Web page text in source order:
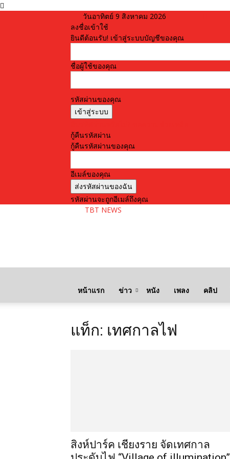
วันอาทิตย์ 9 สิงหาคม 2026
ลงชื่อเข้าใช้
ยินดีต้อนรับ! เข้าสู่ระบบบัญชีของคุณ
ชื่อผู้ใช้ของคุณ
รหัสผ่านของคุณ
กู้คืนรหัสผ่าน
กู้คืนรหัสผ่านของคุณ
อีเมล์ของคุณ
รหัสผ่านจะถูกอีเมล์ถึงคุณ
TBT NEWS
หน้าแรก ข่าว หนัง เพลง คลิป
แท็ก: เทศกาลไฟ
สิงห์ปาร์ค เชียงราย จัดเทศกาล